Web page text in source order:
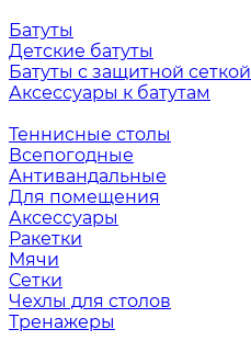
Батуты
Детские батуты
Батуты с защитной сеткой
Аксессуары к батутам
Теннисные столы
Всепогодные
Антивандальные
Для помещения
Аксессуары
Ракетки
Мячи
Сетки
Чехлы для столов
Тренажеры